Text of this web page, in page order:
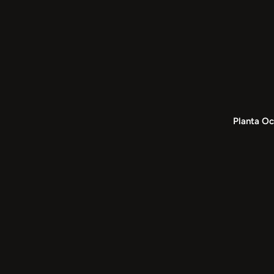
Planta